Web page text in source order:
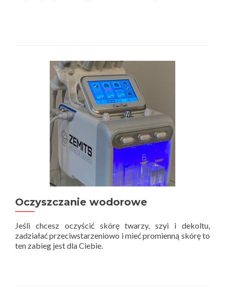
Oczyszczanie wodorowe
Jeśli chcesz oczyścić skórę twarzy, szyi i dekoltu,
zadziałać przeciwstarzeniowo i mieć promienną skórę to
ten zabieg jest dla Ciebie.